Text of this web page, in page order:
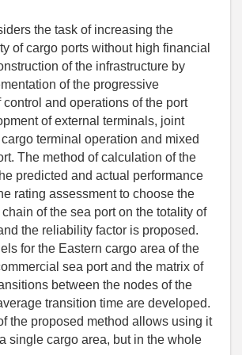
the task of increasing the
of cargo ports without high financial
of the infrastructure by
of the progressive
and operations of the port
of external terminals, joint
terminal operation and mixed
The method of calculation of the
predicted and actual performance
rating assessment to choose the
of the sea port on the totality of
the reliability factor is proposed.
for the Eastern cargo area of the
sea port and the matrix of
between the nodes of the
transition time are developed.
the proposed method allows using it
single cargo area, but in the whole